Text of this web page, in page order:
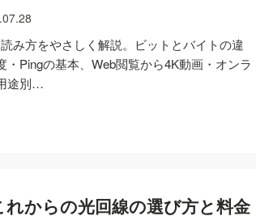
み方をやさしく解説。ビットとバイトの違
・Pingの基本、Web閲覧から4K動画・オンラ
途別…
からの光回線の選び方と料金